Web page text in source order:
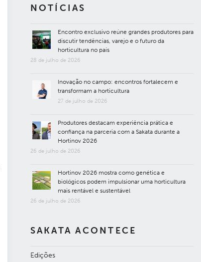
NOTÍCIAS
Encontro exclusivo reúne grandes produtores para
discutir tendências, varejo e o futuro da
horticultura no país
28 de julho de 2026
Inovação no campo: encontros fortalecem e
transformam a horticultura
27 de julho de 2026
Produtores destacam experiência prática e
confiança na parceria com a Sakata durante a
Hortinov 2026
26 de julho de 2026
Hortinov 2026 mostra como genética e
biológicos podem impulsionar uma horticultura
mais rentável e sustentável
26 de julho de 2026
SAKATA ACONTECE
Edições